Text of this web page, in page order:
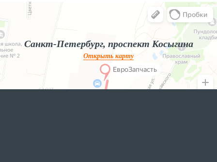
Яндекс.Карты
Яндекс.Карты — поиск мест и адресов, городской транспорт
Санкт-Петербург, проспект Косыгина
Открыть карту